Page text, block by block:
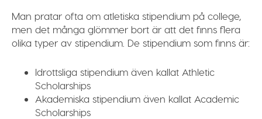
Man pratar ofta om atletiska stipendium på college,
men det många glömmer bort är att det finns flera
olika typer av stipendium. De stipendium som finns är:
Idrottsliga stipendium även kallat Athletic
Scholarships
Akademiska stipendium även kallat Academic
Scholarships